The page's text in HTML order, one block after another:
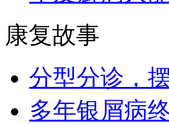
康复故事
分型分诊，
多年银屑病